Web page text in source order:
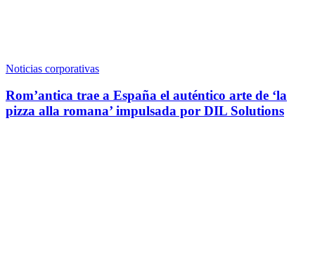
Noticias corporativas
Rom’antica trae a España el auténtico arte de ‘la
pizza alla romana’ impulsada por DIL Solutions